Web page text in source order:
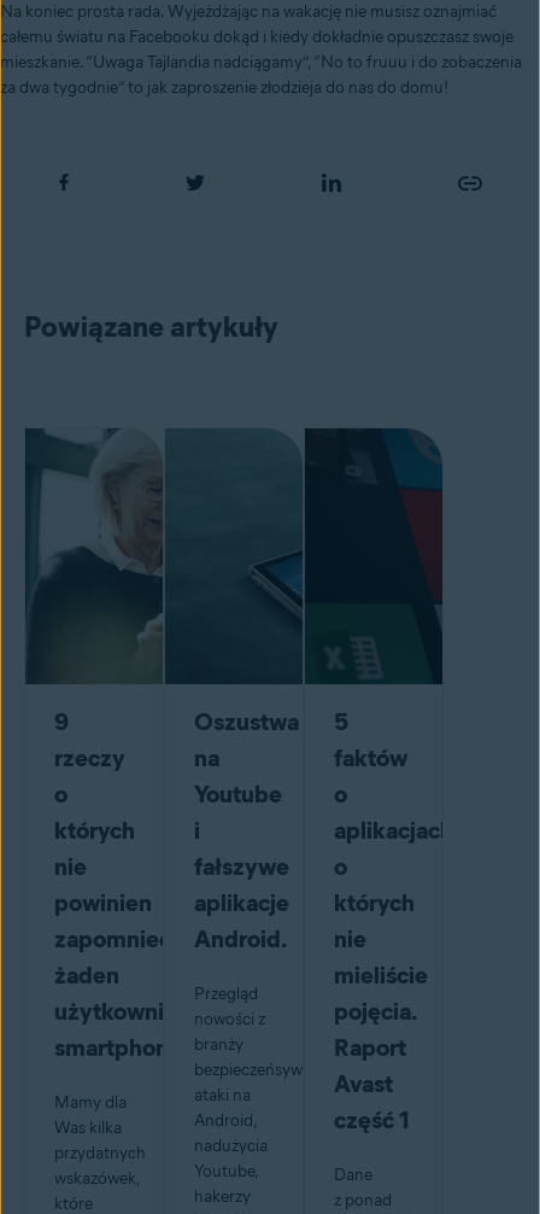
Na koniec prosta rada. Wyjeżdżając na wakację nie musisz oznajmiać
całemu światu na Facebooku dokąd i kiedy dokładnie opuszczasz swoje
mieszkanie. “Uwaga Tajlandia nadciągamy”, “No to fruuu i do zobaczenia
za dwa tygodnie” to jak zaproszenie złodzieja do nas do domu!
Powiązane artykuły
9
rzeczy
o
których
nie
powinien
zapomnieć
żaden
użytkownik
smartphonu
Mamy dla
Was kilka
przydatnych
wskazówek,
które
Oszustwa
na
Youtube
i
fałszywe
aplikacje
Android.
Przegląd
nowości z
branży
bezpieczeńsywa:
ataki na
Android,
nadużycia
Youtube,
hakerzy
5
faktów
o
aplikacjach,
o
których
nie
mieliście
pojęcia.
Raport
Avast
część 1
Dane
z ponad